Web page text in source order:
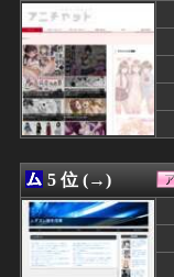
08/06 22:48
08/06 22:35
08/06 22:35
08/06 22:29
08/06 22:24
08/06 22:13
08/06 22:05
08/06 22:05
08/06 22:02
08/06 22:00
08/06 21:59
08/06 21:48
08/06 21:42
5 位 (→)